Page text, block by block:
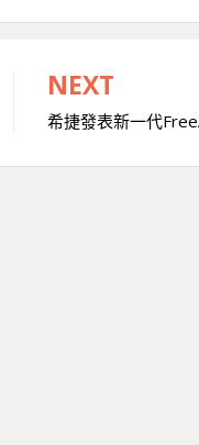
NEXT
希捷發表新一代